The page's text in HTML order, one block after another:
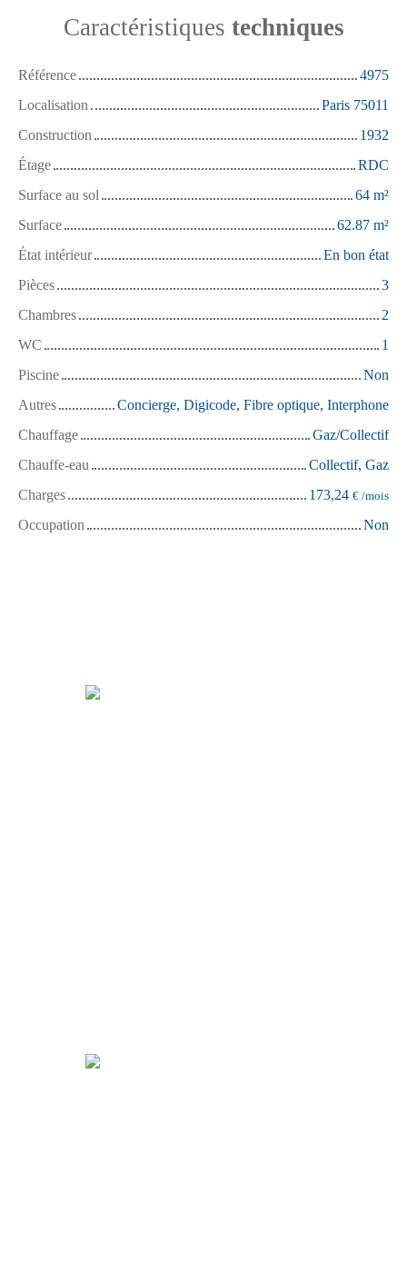
Caractéristiques techniques
Référence
4975
Localisation
Paris 75011
Construction
1932
Étage
RDC
Surface au sol
64 m²
Surface
62.87 m²
État intérieur
En bon état
Pièces
3
Chambres
2
WC
1
Piscine
Non
Autres
Concierge, Digicode, Fibre optique, Interphone
Chauffage
Gaz/Collectif
Chauffe-eau
Collectif, Gaz
Charges
173,24 € /mois
Occupation Non